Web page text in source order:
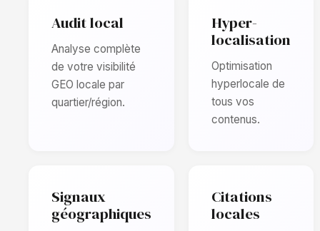
Audit local
Analyse complète
de votre visibilité
GEO locale par
quartier/région.
Hyper-
localisation
Optimisation
hyperlocale de
tous vos
contenus.
Signaux
géographiques
Citations
locales